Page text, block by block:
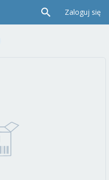
Zaloguj się